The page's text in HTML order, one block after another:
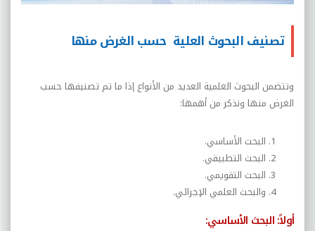
تصنيف البحوث العلية حسب الغرض منها
وتتضمن البحوث العلمية العديد من الأنواع إذا ما تم تصنيفها حسب
الغرض منها ونذكر من أهمها:
البحث الأساسي.
البحث التطبيقي.
البحث التقويمي.
والبحث العلمي الإجرائي.
أولاً: البحث الأساسي: